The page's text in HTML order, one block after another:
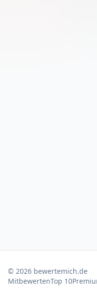
© 2026 bewertemich.de
MitbewertenTop 10